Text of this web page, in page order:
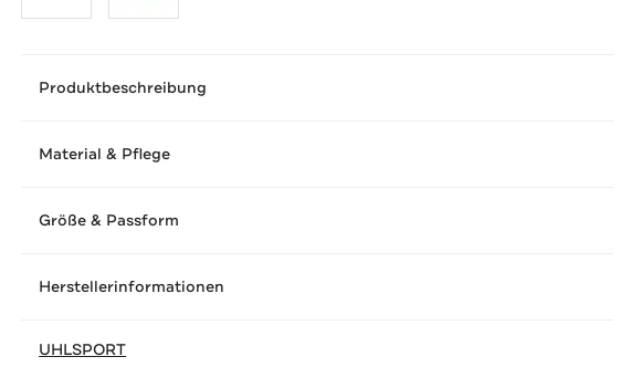
Produktbeschreibung
Material & Pflege
Größe & Passform
Herstellerinformationen
UHLSPORT